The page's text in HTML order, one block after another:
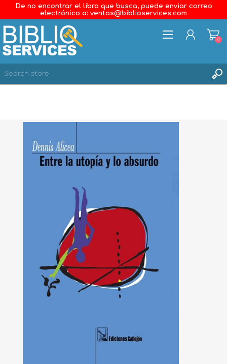
De no encontrar el libro que busca, puede enviar correo
electrónico a: ventas@biblioservices.com
WISHLIST
0
0